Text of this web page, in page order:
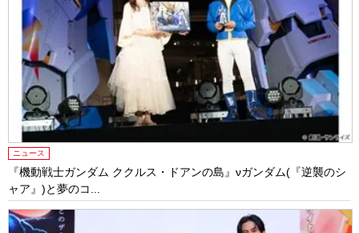
ニュース
『機動戦士ガンダム ククルス・ドアンの島』νガンダム(『逆襲のシ
ャア』)と夢のコ...